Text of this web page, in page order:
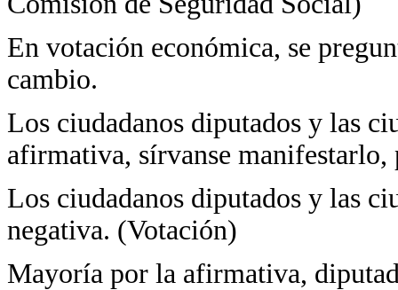
En votación económica, se
cambio.
Los ciudadanos diputados y las
afirmativa, sírvanse
Los ciudadanos diputados y las
negativa. (Votación)
Mayoría por la afirmativa,